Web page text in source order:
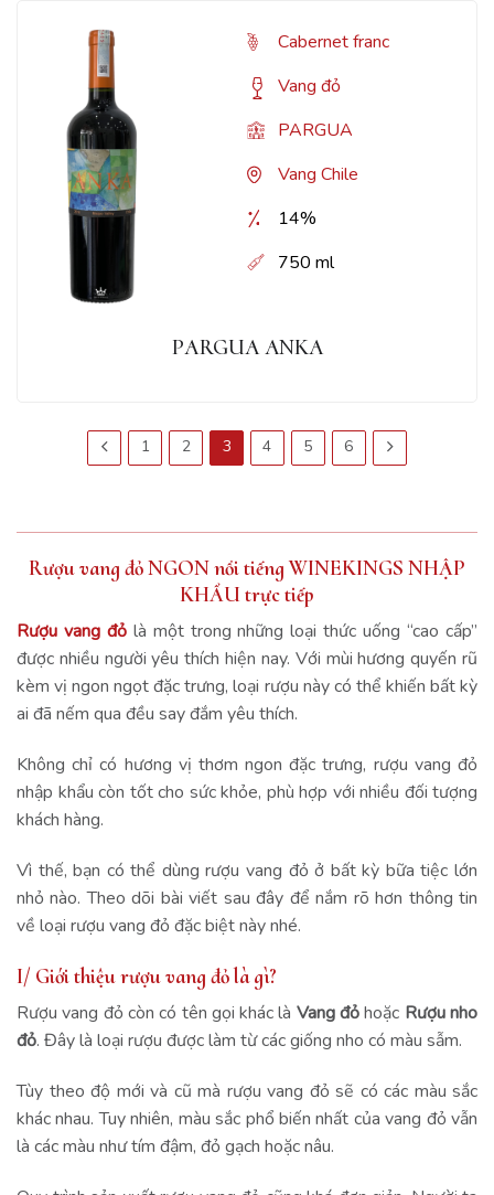
Cabernet franc
Vang đỏ
PARGUA
Vang Chile
14%
750 ml
PARGUA ANKA
1 2 3 4 5 6
Rượu vang đỏ NGON nổi tiếng WINEKINGS NHẬP
KHẨU trực tiếp
Rượu vang đỏlà một trong những loại thức uống “cao cấp”
được nhiều người yêu thích hiện nay. Với mùi hương quyến rũ
kèm vị ngon ngọt đặc trưng, loại rượu này có thể khiến bất kỳ
ai đã nếm qua đều say đắm yêu thích.
Không chỉ có hương vị thơm ngon đặc trưng, rượu vang đỏ
nhập khẩu còn tốt cho sức khỏe, phù hợp với nhiều đối tượng
khách hàng.
Vì thế, bạn có thể dùng rượu vang đỏ ở bất kỳ bữa tiệc lớn
nhỏ nào. Theo dõi bài viết sau đây để nắm rõ hơn thông tin
về loại rượu vang đỏ đặc biệt này nhé.
I/ Giới thiệu rượu vang đỏ là gì?
Rượu vang đỏ còn có tên gọi khác là Vang đỏhoặc Rượu nho
đỏ. Đây là loại rượu được làm từ các giống nho có màu sẫm.
Tùy theo độ mới và cũ mà rượu vang đỏ sẽ có các màu sắc
khác nhau. Tuy nhiên, màu sắc phổ biến nhất của vang đỏ vẫn
là các màu như tím đậm, đỏ gạch hoặc nâu.